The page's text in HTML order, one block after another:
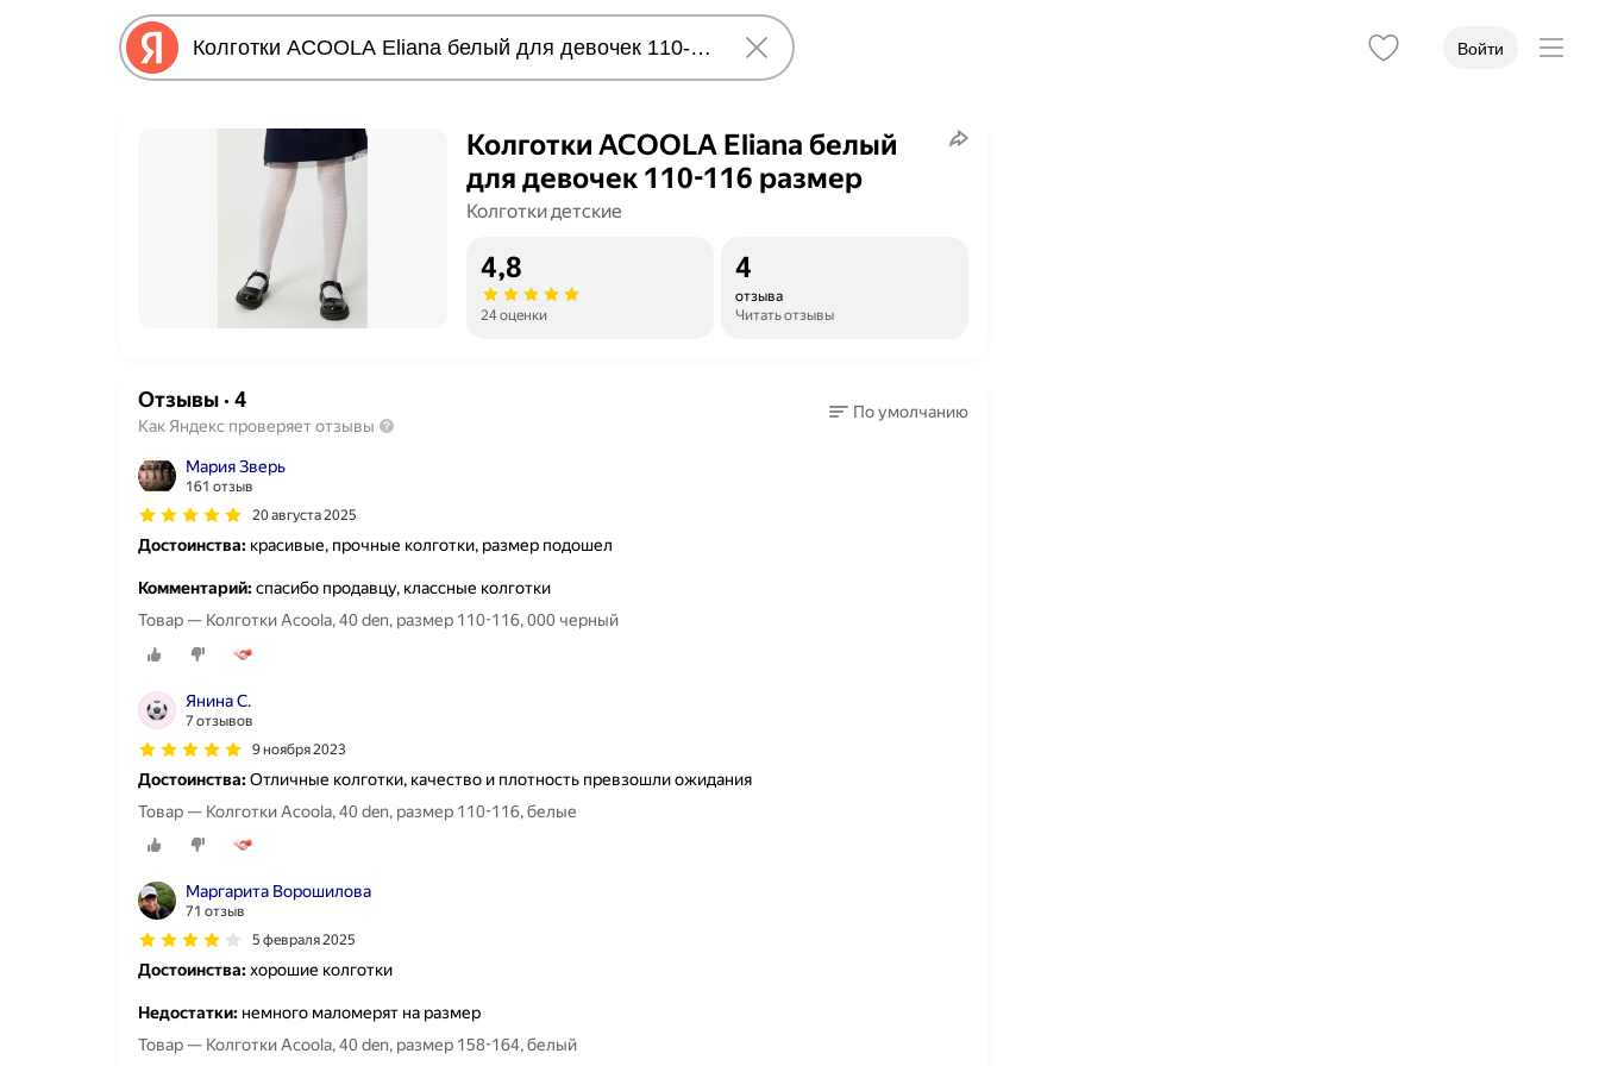
Войти
Колготки ACOOLA Eliana белый
для девочек 110-116 размер
Колготки детские
4,8
24 оценки
4
отзыва
Читать отзывы
Отзывы· 4
Как Яндекс проверяет отзывы
По умолчанию
Мария Зверь
161 отзыв
20 августа 2025
Достоинства: красивые, прочные колготки, размер подошел
Комментарий:спасибо продавцу, классные колготки
Товар — Колготки Acoola, 40 den, размер 110-116, 000 черный
Янина С.
7 отзывов
9 ноября 2023
Достоинства:Отличные колготки, качество и плотность превзошли ожидания
Товар — Колготки Acoola, 40 den, размер 110-116, белые
Маргарита Ворошилова
71 отзыв
5 февраля 2025
Достоинства:хорошие колготки
Недостатки: немного маломерят на размер
Товар — Колготки Acoola, 40 den, размер 158-164, белый